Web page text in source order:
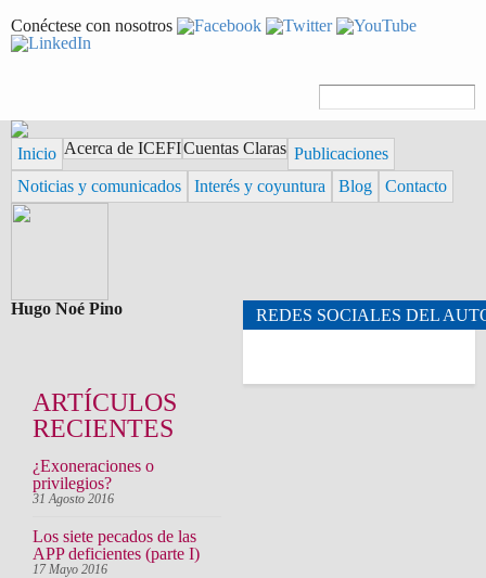
contenido
Conéctese con nosotros
búsqueda
Inicio Acerca de ICEFICuentas Claras Publicaciones
Noticias y comunicados
Interés y coyuntura Blog Contacto
Hugo Noé Pino
ARTÍCULOS
RECIENTES
¿Exoneraciones o
privilegios?
31 Agosto 2016
Los siete pecados de las
APP deficientes (parte I)
17 Mayo 2016
REDES SOCIALES DEL